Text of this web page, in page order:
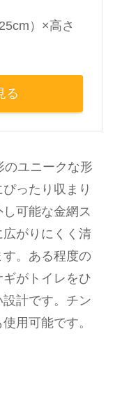
）×高さ
る
のユニークな形
ったり収まり
可能な金網ス
がりにくく清
。ある程度の
がトイレをひ
計です。チン
用可能です。